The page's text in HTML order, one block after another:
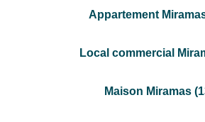
Appartement
Local commercial
Maison Miramas